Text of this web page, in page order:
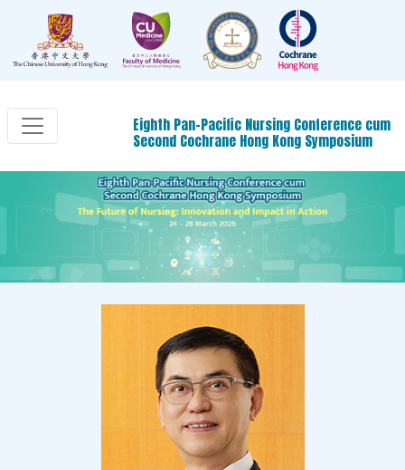
Eighth Pan-Pacific Nursing Conference cum
Second Cochrane Hong Kong Symposium